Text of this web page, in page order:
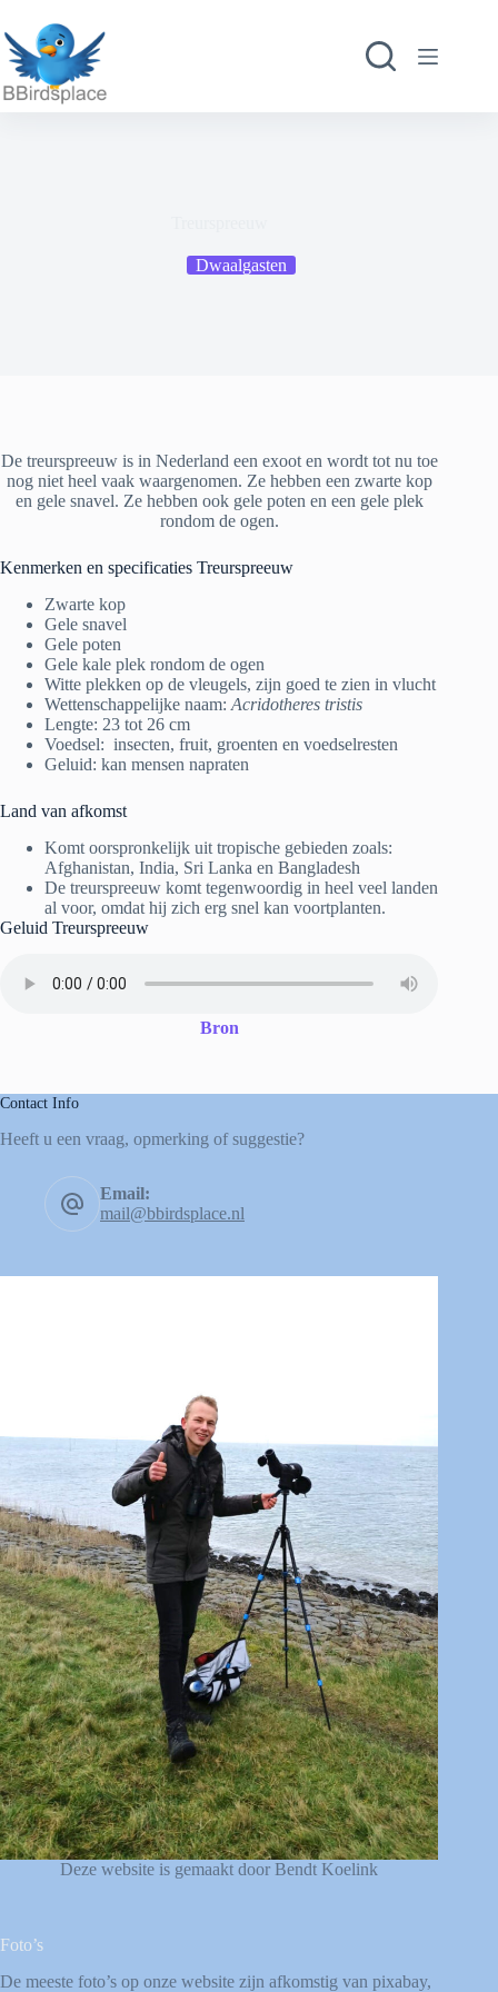
naar
de
inhoud
Dwaalgasten
De treurspreeuw is in Nederland een exoot en wordt tot nu toe
nog niet heel vaak waargenomen. Ze hebben een zwarte kop
en gele snavel. Ze hebben ook gele poten en een gele plek
rondom de ogen.
Kenmerken en specificaties Treurspreeuw
Zwarte kop
Gele snavel
Gele poten
Gele kale plek rondom de ogen
Witte plekken op de vleugels, zijn goed te zien in vlucht
Wettenschappelijke naam: Acridotheres tristis
Lengte: 23 tot 26 cm
Voedsel: insecten, fruit, groenten en voedselresten
Geluid: kan mensen napraten
Land van afkomst
Komt oorspronkelijk uit tropische gebieden zoals:
Afghanistan, India, Sri Lanka en Bangladesh
De treurspreeuw komt tegenwoordig in heel veel landen
al voor, omdat hij zich erg snel kan voortplanten.
Geluid Treurspreeuw
Bron
Contact Info
Heeft u een vraag, opmerking of suggestie?
Email:
mail@bbirdsplace.nl
Deze website is gemaakt door Bendt Koelink
Foto’s
De meeste foto’s op onze website zijn afkomstig van pixabay,